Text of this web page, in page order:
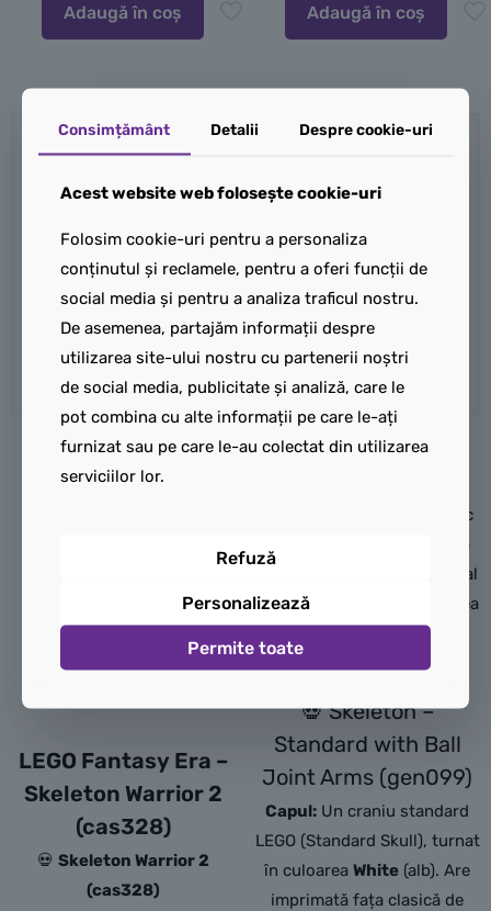
Adaugă în coș Adaugă în coș
LEGO Fantasy Era –
Skeleton Warrior 2
(cas328)
💀Skeleton Warrior 2
(cas328)
LEGO Skeleton
Acesta este scheletul clasic
modernizat designul original
din anii ’90 prin introducerea
brațelor mobile pe pini
💀 Skeleton –
Standard with Ball
Joint Arms (gen099)
Capul: Un craniu standard
LEGO (Standard Skull), turnat
în culoareaWhite (alb). Are
imprimată fața clasică de
Consimțământ Detalii Despre cookie-uri
Acest website web folosește cookie-uri
Folosim cookie-uri pentru a personaliza
conținutul și reclamele, pentru a oferi funcții de
social media și pentru a analiza traficul nostru.
De asemenea, partajăm informații despre
utilizarea site-ului nostru cu partenerii noștri
de social media, publicitate și analiză, care le
pot combina cu alte informații pe care le-ați
furnizat sau pe care le-au colectat din utilizarea
serviciilor lor.
Refuză
Personalizează
Permite toate